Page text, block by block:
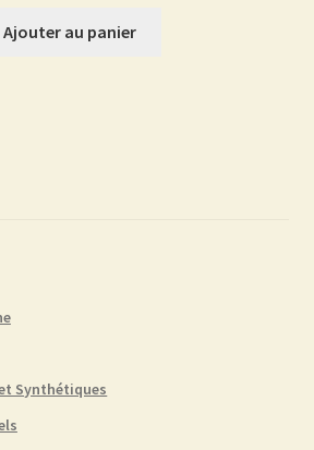
Ajouter au panier
Synthétiques